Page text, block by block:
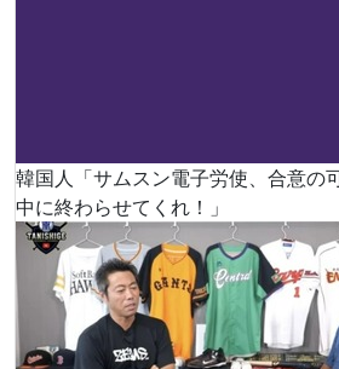
韓国人「サムスン電子労使、合意の
中に終わらせてくれ！」